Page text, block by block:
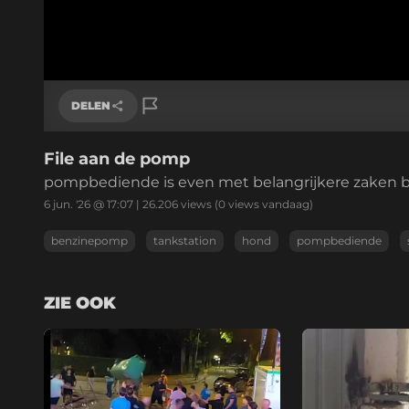
DELEN
Link kopiëren
File aan de pomp
pompbediende is even met belangrijkere zaken
6 jun. '26 @ 17:07 | 26.206 views (0 views vandaag)
benzinepomp tankstation hond pompbediende
ZIE OOK